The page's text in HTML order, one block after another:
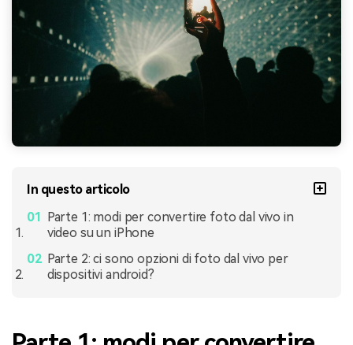
In questo articolo
Parte 1: modi per convertire foto dal vivo in
video su un iPhone
Parte 2: ci sono opzioni di foto dal vivo per
dispositivi android?